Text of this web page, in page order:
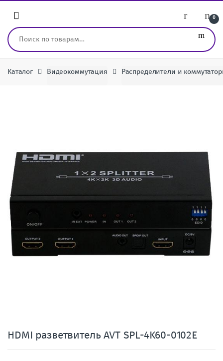
0
Искать:
Каталог Видеокоммутация Распределители и
HDMI разветвитель AVT SPL-4K60-0102E